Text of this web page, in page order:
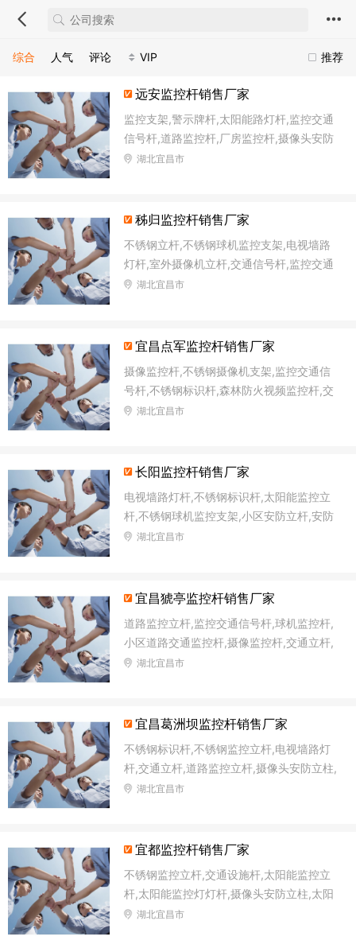
推荐
综合 人气 评论 VIP
远安监控杆销售厂家
监控支架,警示牌杆,太阳能路灯杆,监控交通
信号杆,道路监控杆,厂房监控杆,摄像头安防
立柱,不锈钢标识杆
湖北宜昌市
秭归监控杆销售厂家
不锈钢立杆,不锈钢球机监控支架,电视墙路
灯杆,室外摄像机立杆,交通信号杆,监控交通
信号杆,一体化交通信号灯杆,电子监控杆
湖北宜昌市
宜昌点军监控杆销售厂家
摄像监控杆,不锈钢摄像机支架,监控交通信
号杆,不锈钢标识杆,森林防火视频监控杆,交
通信号杆灯杆,太阳能监控灯灯杆,交通安防
湖北宜昌市
长阳监控杆销售厂家
电视墙路灯杆,不锈钢标识杆,太阳能监控立
杆,不锈钢球机监控支架,小区安防立杆,安防
监控塔监控杆,太阳能监控杆,森林防火语音
湖北宜昌市
宜昌猇亭监控杆销售厂家
道路监控立杆,监控交通信号杆,球机监控杆,
小区道路交通监控杆,摄像监控杆,交通立杆,
摄像机立柱支架,电子监控杆
湖北宜昌市
宜昌葛洲坝监控杆销售厂家
不锈钢标识杆,不锈钢监控立杆,电视墙路灯
杆,交通立杆,道路监控立杆,摄像头安防立柱,
太阳能监控灯灯杆,十字路口监控杆
湖北宜昌市
宜都监控杆销售厂家
不锈钢监控立杆,交通设施杆,太阳能监控立
杆,太阳能监控灯灯杆,摄像头安防立柱,太阳
能路灯杆,森林防火语音监控杆,交通信号杆
湖北宜昌市